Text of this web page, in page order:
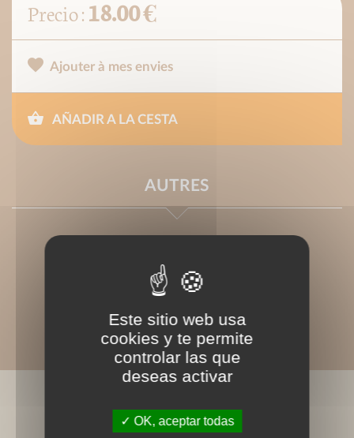
Precio :18.00 €
Ajouter à mes envies
AÑADIR A LA CESTA
AUTRES
LIVRES ASSOCIÉS
Este sitio web usa
cookies y te permite
controlar las que
deseas activar
OK, aceptar todas